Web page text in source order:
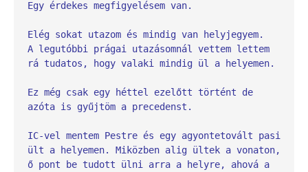
Egy érdekes megfigyelésem van.
Elég sokat utazom és mindig van helyjegyem.
A legutóbbi prágai utazásomnál vettem lettem
rá tudatos, hogy valaki mindig ül a helyemen.
Ez még csak egy héttel ezelőtt történt de
azóta is gyűjtöm a precedenst.
IC-vel mentem Pestre és egy agyontetovált pasi
ült a helyemen. Miközben alig ültek a vonaton,
ő pont be tudott ülni arra a helyre, ahová a